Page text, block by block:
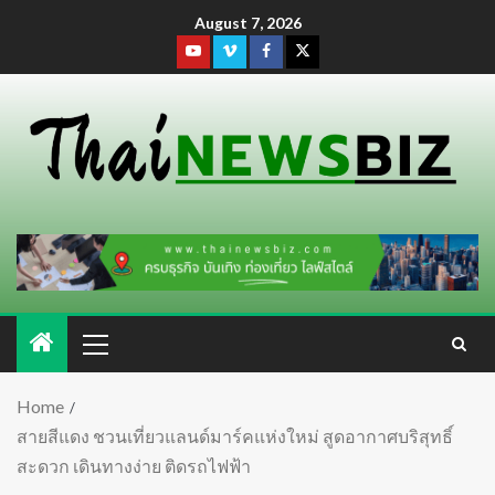
August 7, 2026
Home
สายสีแดง ชวนเที่ยวแลนด์มาร์คแห่งใหม่ สูดอากาศบริสุทธิ์
สะดวก เดินทางง่าย ติดรถไฟฟ้า